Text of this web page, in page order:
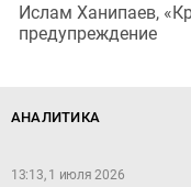
Ислам Ханипаев,
предупреждение
АНАЛИТИКА
13:13, 1 июля 2026